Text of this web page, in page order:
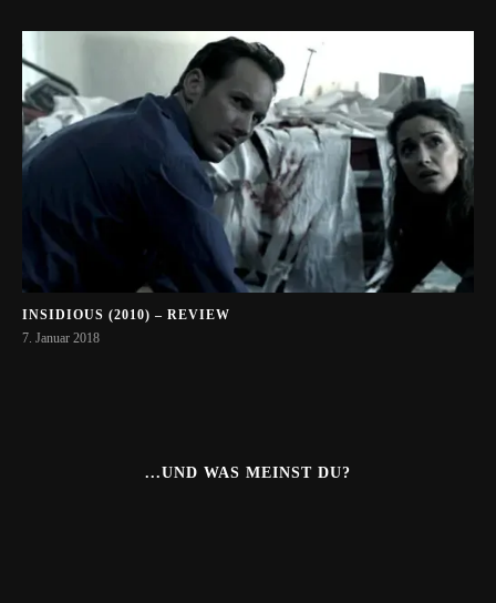
INSIDIOUS (2010) – REVIEW
7. Januar 2018
...UND WAS MEINST DU?